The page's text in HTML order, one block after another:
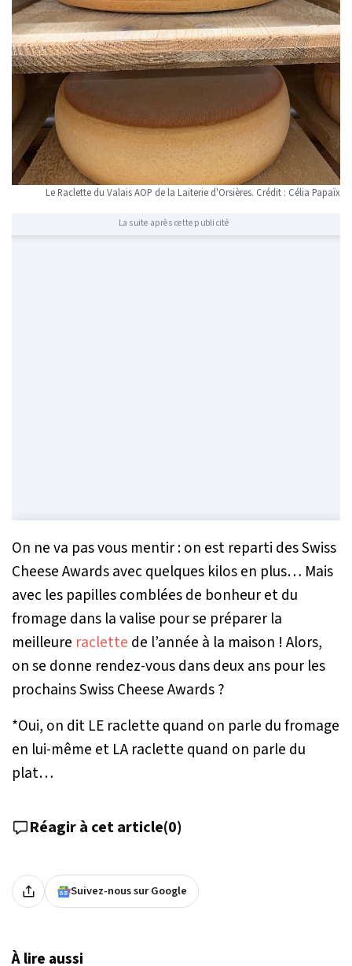
Le Raclette du Valais AOP de la Laiterie d'Orsières. Crédit : Célia Papaïx
La suite après cette publicité
On ne va pas vous mentir : on est reparti des Swiss
Cheese Awards avec quelques kilos en plus… Mais
avec les papilles comblées de bonheur et du
fromage dans la valise pour se préparer la
meilleure raclette de l’année à la maison ! Alors,
on se donne rendez-vous dans deux ans pour les
prochains Swiss Cheese Awards ?
*Oui, on dit LE raclette quand on parle du fromage
en lui-même et LA raclette quand on parle du
plat…
Réagir à cet article(0)
Suivez-nous sur Google
À lire aussi